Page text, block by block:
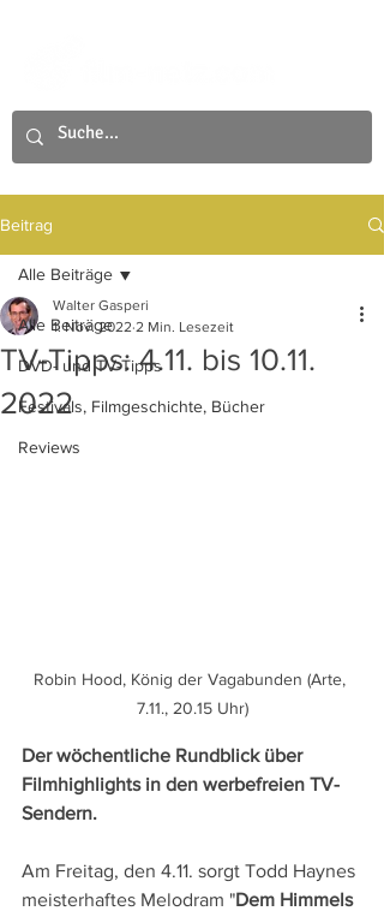
Beitrag
Alle Beiträge
DVD- und TV-Tipps
Festivals, Filmgeschichte, Bücher
Reviews
Alle Beiträge
TV-Tipps: 4.11. bis 10.11.
2022
Walter Gasperi
1. Nov. 2022 2 Min. Lesezeit
Robin Hood, König der Vagabunden (Arte,
7.11., 20.15 Uhr)
Der wöchentliche Rundblick über
Filmhighlights in den werbefreien TV-
Sendern.
Am Freitag, den 4.11. sorgt Todd Haynes
meisterhaftes Melodram "Dem Himmels